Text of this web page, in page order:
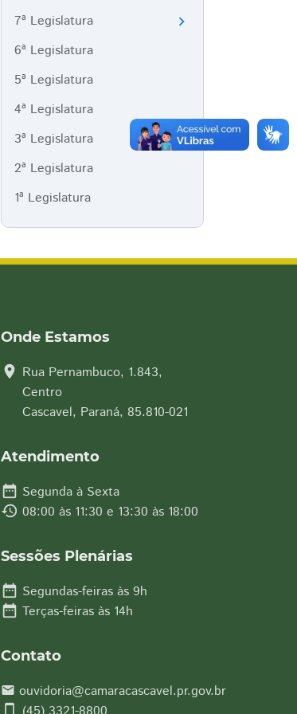
7ª Legislatura chevron_right
6ª Legislatura
5ª Legislatura
4ª Legislatura
3ª Legislatura
2ª Legislatura
1ª Legislatura
Onde Estamos
location_on Rua Pernambuco, 1.843,
Centro
Cascavel, Paraná, 85.810-021
Atendimento
date_range Segunda à Sexta
history 08:00 às 11:30 e 13:30 às 18:00
Sessões Plenárias
date_range Segundas-feiras às 9h
date_range Terças-feiras às 14h
Contato
email ouvidoria@camaracascavel.pr.gov.br
smartphone